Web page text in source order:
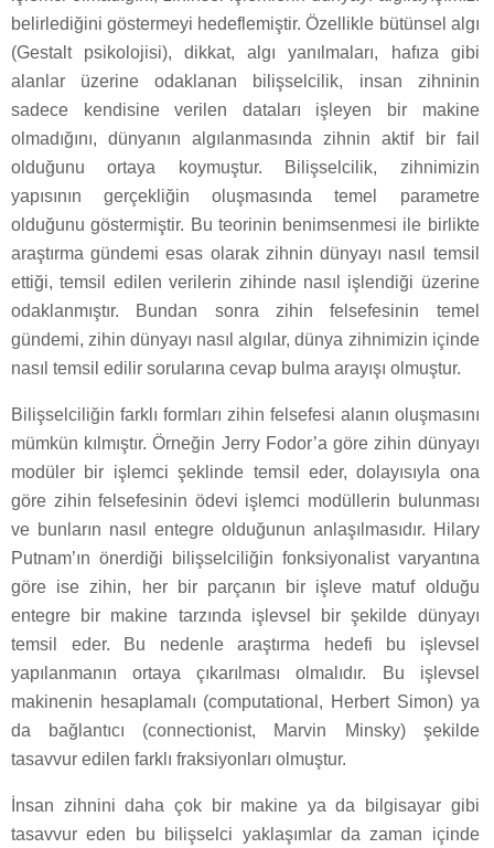
belirlediğini göstermeyi hedeflemiştir. Özellikle bütünsel algı
(Gestalt psikolojisi), dikkat, algı yanılmaları, hafıza gibi
alanlar üzerine odaklanan bilişselcilik, insan zihninin
sadece kendisine verilen dataları işleyen bir makine
olmadığını, dünyanın algılanmasında zihnin aktif bir fail
olduğunu ortaya koymuştur. Bilişselcilik, zihnimizin
yapısının gerçekliğin oluşmasında temel parametre
olduğunu göstermiştir. Bu teorinin benimsenmesi ile birlikte
araştırma gündemi esas olarak zihnin dünyayı nasıl temsil
ettiği, temsil edilen verilerin zihinde nasıl işlendiği üzerine
odaklanmıştır. Bundan sonra zihin felsefesinin temel
gündemi, zihin dünyayı nasıl algılar, dünya zihnimizin içinde
nasıl temsil edilir sorularına cevap bulma arayışı olmuştur.
Bilişselciliğin farklı formları zihin felsefesi alanın oluşmasını
mümkün kılmıştır. Örneğin Jerry Fodor’a göre zihin dünyayı
modüler bir işlemci şeklinde temsil eder, dolayısıyla ona
göre zihin felsefesinin ödevi işlemci modüllerin bulunması
ve bunların nasıl entegre olduğunun anlaşılmasıdır. Hilary
Putnam’ın önerdiği bilişselciliğin fonksiyonalist varyantına
göre ise zihin, her bir parçanın bir işleve matuf olduğu
entegre bir makine tarzında işlevsel bir şekilde dünyayı
temsil eder. Bu nedenle araştırma hedefi bu işlevsel
yapılanmanın ortaya çıkarılması olmalıdır. Bu işlevsel
makinenin hesaplamalı (computational, Herbert Simon) ya
da bağlantıcı (connectionist, Marvin Minsky) şekilde
tasavvur edilen farklı fraksiyonları olmuştur.
İnsan zihnini daha çok bir makine ya da bilgisayar gibi
tasavvur eden bu bilişselci yaklaşımlar da zaman içinde